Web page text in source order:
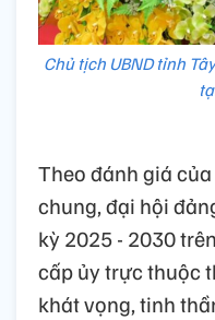
Chủ tịch UBND tỉnh
Theo đánh giá
chung, đại hội
kỳ 2025 - 2030
cấp ủy trực thuộc
khát vọng, tinh